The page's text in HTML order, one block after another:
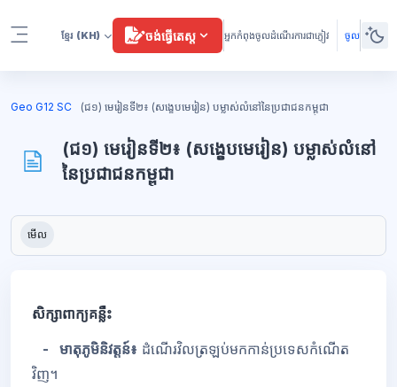
ខ្មែរ (KH) ចង់ធ្វើតេស្ត អ្នកកំពុងចូលដំណើរការជាភ្ញៀវ ចូល
Geo G12 SC (ជ១) មេរៀនទី២៖ (សង្ខេបមេរៀន) បម្លាស់លំនៅនៃប្រជាជនកម្ពុជា
(ជ១) មេរៀនទី២៖ (សង្ខេបមេរៀន) បម្លាស់លំនៅ
នៃប្រជាជនកម្ពុជា
ប្លុក
តម្រូវការសម្រាប់ការបញ្ចប់
មើល
សិក្សាពាក្យគន្លឹះ
- មាតុភូមិនិវត្តន៍៖ ដំណើរវិលត្រឡប់មកកាន់ប្រទេសកំណើត
វិញ។